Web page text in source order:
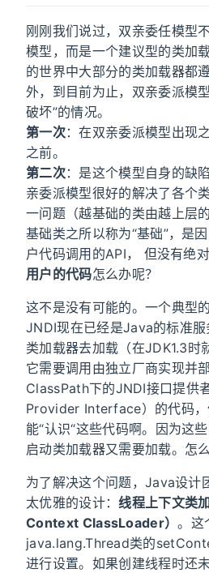
刚刚我们说过，双亲委任模型
模型，而是一个建议型的类加
的世界中大部分的类加载器都
外，到目前为止，双亲委派模
破坏”的情况。
第一次：在双亲委派模型出现
之前。
第二次：是这个模型自身的缺
亲委派模型很好的解决了各个
一问题（越基础的类由越上层
基础类之所以称为“基础”，是
户代码调用的API， 但没有绝
用户的代码怎么办呢？
这不是没有可能的。一个典型
JNDI现在已经是Java的标准
类加载器去加载（在JDK1.3时
它需要调用由独立厂商实现并
ClassPath下的JNDI接口提供
Provider Interface）的代码，
能“认识“这些代码啊。因为这
启动类加载器又需要加载。怎么
为了解决这个问题，Java设计
太优雅的设计：线程上下文类
Context ClassLoader）。这
java.lang.Thread类的
进行设置。如果创建线程时还